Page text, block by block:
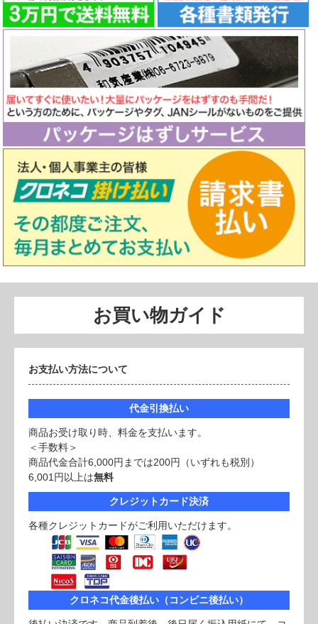
お買い物ガイド
お支払い方法について
代金引換払い
商品お受け取り時、料金を支払います。
＜手数料＞
商品代金合計6,000円までは200円（いずれも税別）
6,001円以上は無料
クレジットカード決済
各種クレジットカードがご利用いただけます。
クロネコ代金後払い（コンビニ後払い）